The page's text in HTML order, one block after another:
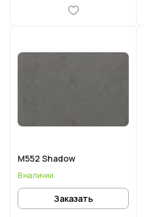
M552 Shadow
В наличии
Заказать